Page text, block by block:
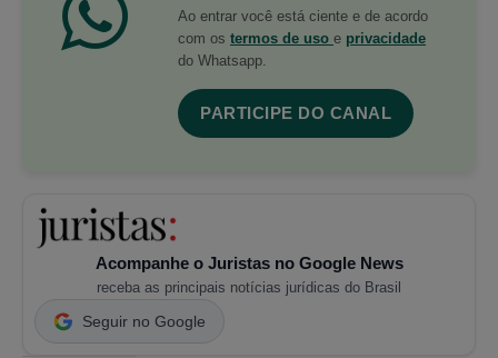
Ao entrar você está ciente e de acordo
com os termos de uso e privacidade
do Whatsapp.
PARTICIPE DO CANAL
Acompanhe o Juristas no Google News
receba as principais notícias jurídicas do Brasil
Seguir no Google